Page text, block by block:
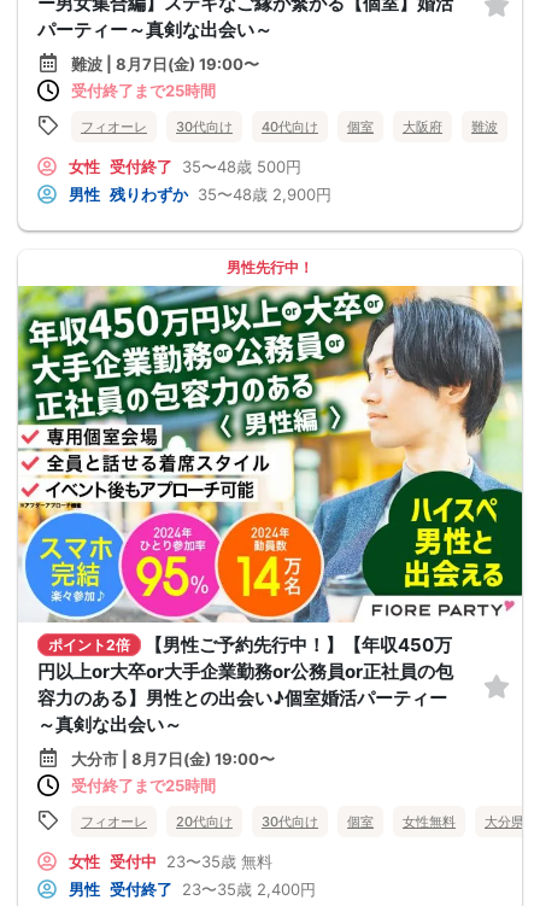
パーティー～真剣な出会い～
難波 | 8月7日(金) 19:00〜
受付終了まで25時間
フィオーレ 30代向け 40代向け 個室 大阪府 難波
女性 受付終了 35〜48歳 500円
男性 残りわずか 35〜48歳 2,900円
男性先行中！
ポイント2倍
【男性ご予約先行中！】【年収450万
円以上or大卒or大手企業勤務or公務員or正社員の包
容力のある】男性との出会い♪個室婚活パーティー
～真剣な出会い～
大分市 | 8月7日(金) 19:00〜
受付終了まで25時間
フィオーレ 20代向け 30代向け 個室 女性無料 大分県
女性 受付中 23〜35歳 無料
男性 受付終了 23〜35歳 2,400円